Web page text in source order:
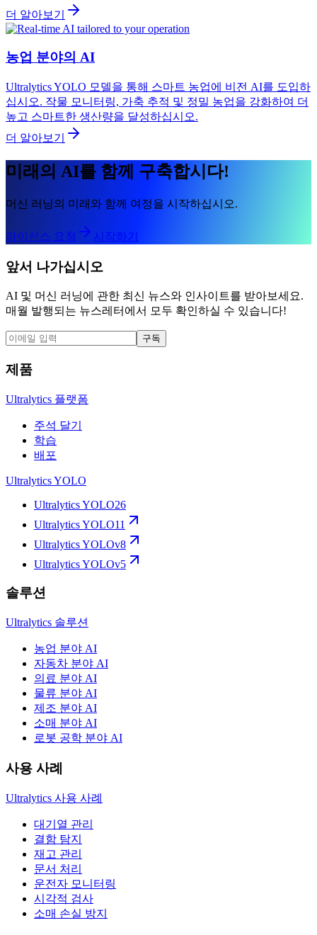
더 알아보기
농업 분야의 AI
Ultralytics YOLO 모델을 통해 스마트 농업에 비전 AI를 도입하
십시오. 작물 모니터링, 가축 추적 및 정밀 농업을 강화하여 더
높고 스마트한 생산량을 달성하십시오.
더 알아보기
미래의 AI를 함께 구축합시다!
머신 러닝의 미래와 함께 여정을 시작하십시오.
라이선스 요청 시작하기
앞서 나가십시오
AI 및 머신 러닝에 관한 최신 뉴스와 인사이트를 받아보세요.
매월 발행되는 뉴스레터에서 모두 확인하실 수 있습니다!
구독
제품
Ultralytics 플랫폼
주석 달기
학습
배포
Ultralytics YOLO
Ultralytics YOLO26
Ultralytics YOLO11
Ultralytics YOLOv8
Ultralytics YOLOv5
솔루션
Ultralytics 솔루션
농업 분야 AI
자동차 분야 AI
의료 분야 AI
물류 분야 AI
제조 분야 AI
소매 분야 AI
로봇 공학 분야 AI
사용 사례
Ultralytics 사용 사례
대기열 관리
결함 탐지
재고 관리
문서 처리
운전자 모니터링
시각적 검사
소매 손실 방지